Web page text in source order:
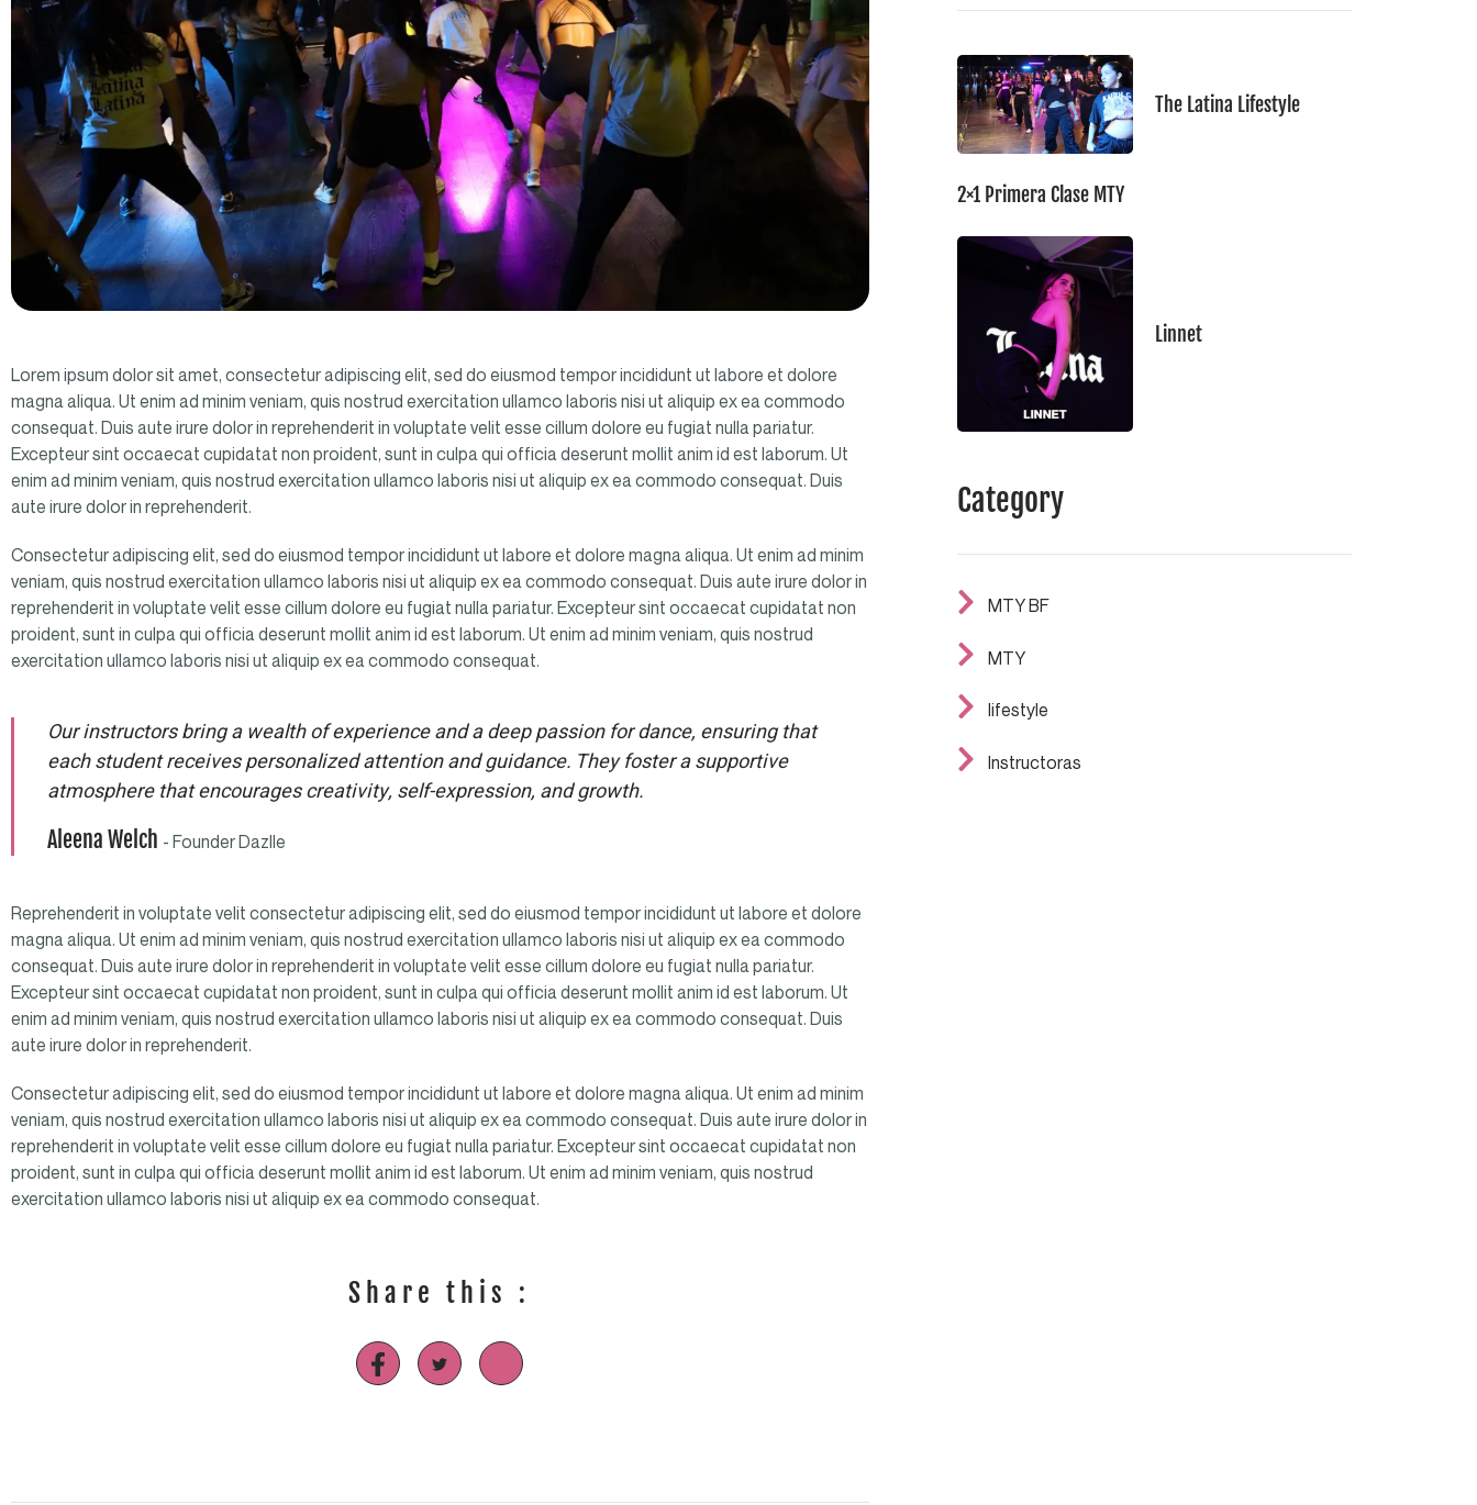
Lorem ipsum dolor sit amet, consectetur adipiscing elit, sed do eiusmod tempor incididunt ut labore et dolore
magna aliqua. Ut enim ad minim veniam, quis nostrud exercitation ullamco laboris nisi ut aliquip ex ea commodo
consequat. Duis aute irure dolor in reprehenderit in voluptate velit esse cillum dolore eu fugiat nulla pariatur.
Excepteur sint occaecat cupidatat non proident, sunt in culpa qui officia deserunt mollit anim id est laborum. Ut
enim ad minim veniam, quis nostrud exercitation ullamco laboris nisi ut aliquip ex ea commodo consequat. Duis
aute irure dolor in reprehenderit.
Consectetur adipiscing elit, sed do eiusmod tempor incididunt ut labore et dolore magna aliqua. Ut enim ad minim
veniam, quis nostrud exercitation ullamco laboris nisi ut aliquip ex ea commodo consequat. Duis aute irure dolor in
reprehenderit in voluptate velit esse cillum dolore eu fugiat nulla pariatur. Excepteur sint occaecat cupidatat non
proident, sunt in culpa qui officia deserunt mollit anim id est laborum. Ut enim ad minim veniam, quis nostrud
exercitation ullamco laboris nisi ut aliquip ex ea commodo consequat.
Our instructors bring a wealth of experience and a deep passion for dance, ensuring that
each student receives personalized attention and guidance. They foster a supportive
atmosphere that encourages creativity, self-expression, and growth.
Aleena Welch - Founder Dazlle
Reprehenderit in voluptate velit consectetur adipiscing elit, sed do eiusmod tempor incididunt ut labore et dolore
magna aliqua. Ut enim ad minim veniam, quis nostrud exercitation ullamco laboris nisi ut aliquip ex ea commodo
consequat. Duis aute irure dolor in reprehenderit in voluptate velit esse cillum dolore eu fugiat nulla pariatur.
Excepteur sint occaecat cupidatat non proident, sunt in culpa qui officia deserunt mollit anim id est laborum. Ut
enim ad minim veniam, quis nostrud exercitation ullamco laboris nisi ut aliquip ex ea commodo consequat. Duis
aute irure dolor in reprehenderit.
Consectetur adipiscing elit, sed do eiusmod tempor incididunt ut labore et dolore magna aliqua. Ut enim ad minim
veniam, quis nostrud exercitation ullamco laboris nisi ut aliquip ex ea commodo consequat. Duis aute irure dolor in
reprehenderit in voluptate velit esse cillum dolore eu fugiat nulla pariatur. Excepteur sint occaecat cupidatat non
proident, sunt in culpa qui officia deserunt mollit anim id est laborum. Ut enim ad minim veniam, quis nostrud
exercitation ullamco laboris nisi ut aliquip ex ea commodo consequat.
Share this :
The Latina Lifestyle
2×1 Primera Clase MTY
Linnet
Category
MTY BF
MTY
lifestyle
Instructoras